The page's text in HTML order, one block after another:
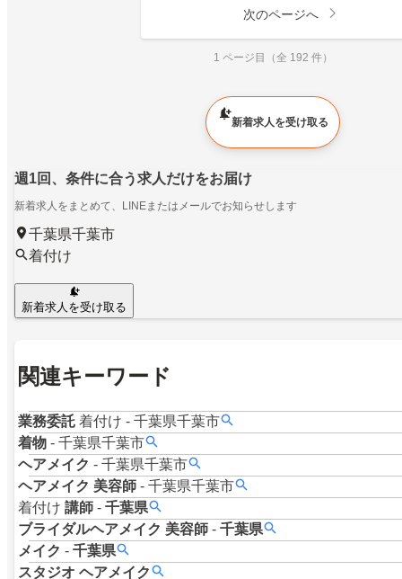
次のページへ
1 ページ目（全 192 件）
新着求人を受け取る
週1回、条件に合う求人だけをお届け
新着求人をまとめて、LINEまたはメールでお知らせします
千葉県千葉市
着付け
新着求人を受け取る
関連キーワード
業務委託 着付け - 千葉県千葉市
着物 - 千葉県千葉市
ヘアメイク - 千葉県千葉市
ヘアメイク 美容師 - 千葉県千葉市
着付け 講師 - 千葉県
ブライダルヘアメイク 美容師 - 千葉県
メイク - 千葉県
スタジオ ヘアメイク